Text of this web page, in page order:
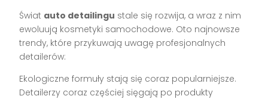
Świat auto detailingu stale się rozwija, a wraz z nim
ewoluują kosmetyki samochodowe. Oto najnowsze
trendy, które przykuwają uwagę profesjonalnych
detailerów:
Ekologiczne formuły stają się coraz popularniejsze.
Detailerzy coraz częściej sięgają po produkty